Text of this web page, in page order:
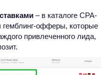
– в каталоге CPA-
гемблинг-офферы, которые
привлеченного лида,